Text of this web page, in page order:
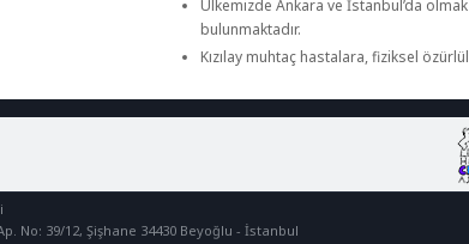
Ülkemizde Ankara ve İstanbul’da
bulunmaktadır.
Kızılay muhtaç hastalara, fiziksel
No: 39/12, Şişhane 34430 Beyoğlu - İstanbul